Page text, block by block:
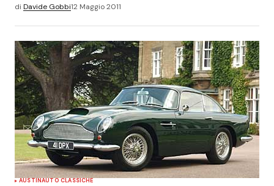
di Davide Gobbi12 Maggio 2011
AUSTINAUTO CLASSICHE